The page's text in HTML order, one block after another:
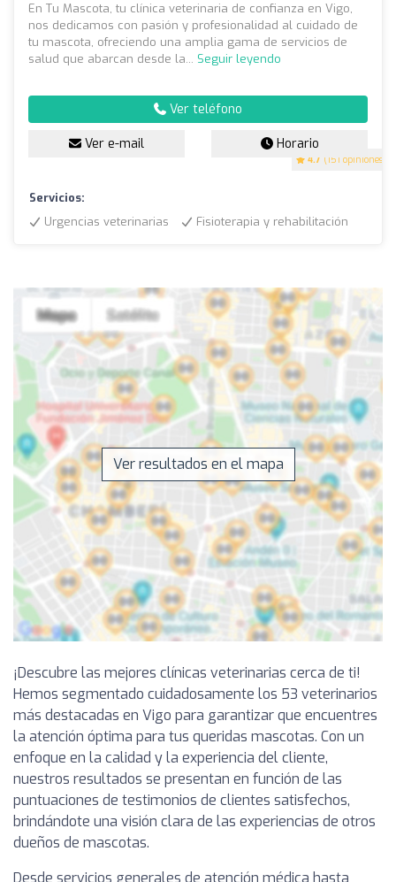
4.7 (151 opiniones)
En Tu Mascota, tu clínica veterinaria de confianza en Vigo,
nos dedicamos con pasión y profesionalidad al cuidado de
tu mascota, ofreciendo una amplia gama de servicios de
salud que abarcan desde la... Seguir leyendo
Ver teléfono
Ver e-mail Horario
Servicios:
Urgencias veterinarias
Fisioterapia y rehabilitación
Ver resultados en el mapa
¡Descubre las mejores clínicas veterinarias cerca de ti!
Hemos segmentado cuidadosamente los 53 veterinarios
más destacadas en Vigo para garantizar que encuentres
la atención óptima para tus queridas mascotas. Con un
enfoque en la calidad y la experiencia del cliente,
nuestros resultados se presentan en función de las
puntuaciones de testimonios de clientes satisfechos,
brindándote una visión clara de las experiencias de otros
dueños de mascotas.